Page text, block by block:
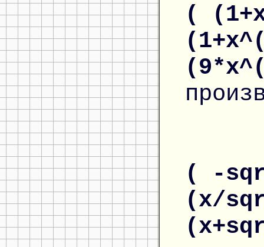
(
( -
(x/